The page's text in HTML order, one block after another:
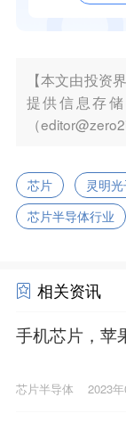
【本文由投资
提供信息存
（
芯片 灵明
芯片半导体行业
相关资讯
手机芯片，苹
芯片半导体 2023